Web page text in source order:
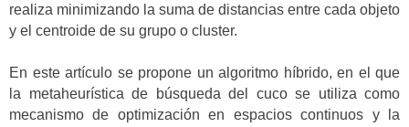
realiza minimizando la suma de distancias entre cada objeto
y el centroide de su grupo o cluster.
En este artículo se propone un algoritmo híbrido, en el que
la metaheurística de búsqueda del cuco se utiliza como
mecanismo de optimización en espacios continuos y la